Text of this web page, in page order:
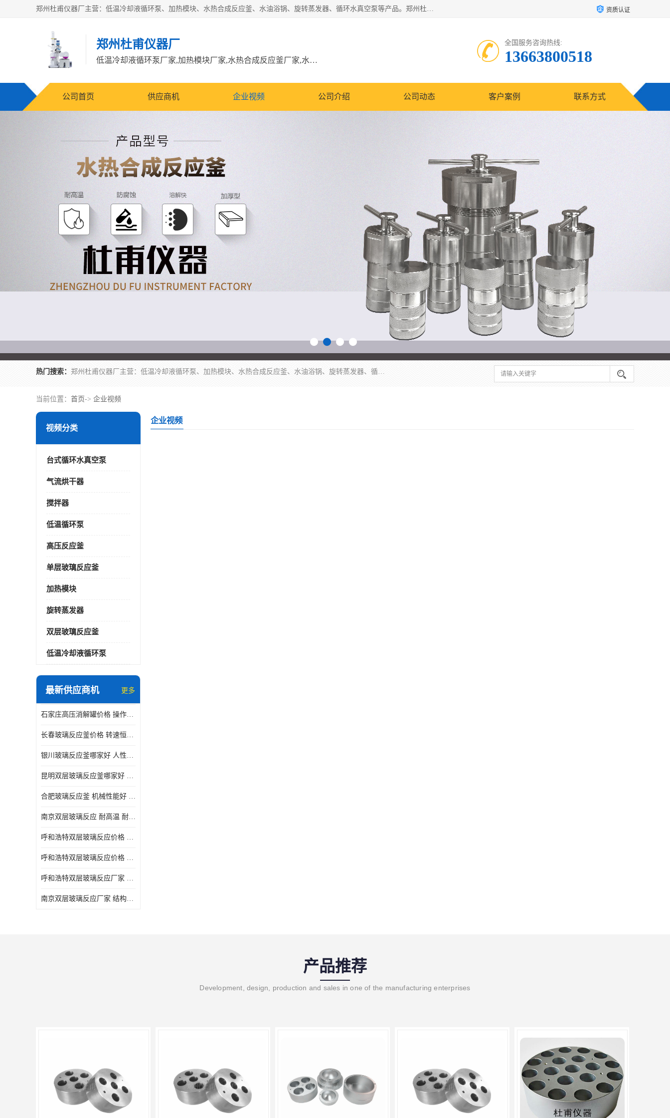
郑州杜甫仪器厂主营：低温冷却液循环泵、加热模块、水热合成反应釜、水油浴锅、旋转蒸发器、循环水真空泵等产品。郑州杜甫仪器厂在众多的教学仪器行业中依靠科技力量扬长避短、迅速发展，成为国家教委*生产教学仪器的厂家，产品具有国内良好水平，主导产品通过ISO9002质量认证。 资质认证
郑州杜甫仪器厂
低温冷却液循环泵厂家,加热模块厂家,水热合成反应釜厂家,水油浴锅厂家,旋转蒸发器厂家
全国服务咨询热线:
13663800518
公司首页 供应商机 企业视频 公司介绍 公司动态 客户案例 联系方式
热门搜索： 郑州杜甫仪器厂主营：低温冷却液循环泵、加热模块、水热合成反应釜、水油浴锅、旋转蒸发器、循环水真空泵等产品。郑州杜甫仪器厂在众多的教学仪器行业中依靠科技力量扬长避短、迅速发展，成为国家教委*生产教学仪器的厂家，产品具有国内良好水平，主导产品通过ISO9002质量认证。
当前位置： 首页-> 企业视频
视频分类
台式循环水真空泵
气流烘干器
搅拌器
低温循环泵
高压反应釜
单层玻璃反应釜
加热模块
旋转蒸发器
双层玻璃反应釜
低温冷却液循环泵
最新供应商机 更多
石家庄高压消解罐价格 操作简单 使用安全
长春玻璃反应釜价格 转速恒定 机械性能好
银川玻璃反应釜哪家好 人性化设计 可连续工作
昆明双层玻璃反应釜哪家好 人性化设计 可连续工作 机械性能好
合肥玻璃反应釜 机械性能好 可连续工作
南京双层玻璃反应 耐高温 耐腐蚀 空载不宜高速运转
呼和浩特双层玻璃反应价格 安全稳定 机械性能好
呼和浩特双层玻璃反应价格 结构紧凑 可做加热反应
呼和浩特双层玻璃反应厂家 转速恒定 空载不宜高速运转
南京双层玻璃反应厂家 结构紧凑 可连续工作 可做加热反应
企业视频
产品推荐
Development, design, production and sales in one of the manufacturing enterprises